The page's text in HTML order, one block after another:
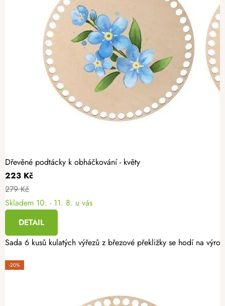
Dřevěné podtácky k obháčkování - květy
223 Kč
279 Kč
Skladem 10. - 11. 8. u vás
DETAIL
Sada 6 kusů kulatých výřezů z březové překližky se hodí na
-20%